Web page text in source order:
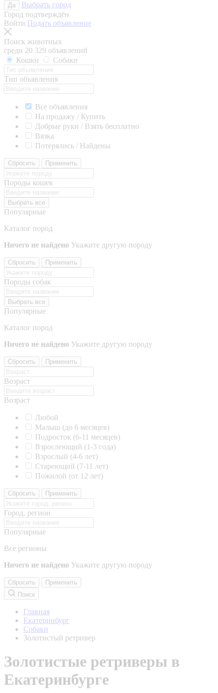
Да
Выбрать город
Город подтверждён
Войти Подать объявление
Поиск животных
среди 20 329 объявлений
Кошки
Собаки
Тип объявления
Все объявления
На продажу / Купить
Добрые руки / Взять бесплатно
Вязка
Потерялись / Найдены
Сбросить Применить
Породы кошек
Выбрать все
Популярные
Каталог пород
Ничего не найдено Укажите другую породу
Сбросить Применить
Породы собак
Выбрать все
Популярные
Каталог пород
Ничего не найдено Укажите другую породу
Сбросить Применить
Возраст
Возраст
Любой
Малыш (до 6 месяцев)
Подросток (6-11 месяцев)
Взрослеющий (1-3 года)
Взрослый (4-6 лет)
Стареющий (7-11 лет)
Пожилой (от 12 лет)
Сбросить Применить
Город, регион
Популярные
Все регионы
Ничего не найдено Укажите другую породу
Сбросить
Применить
Поиск
Главная
Екатеринбург
Собаки
Золотистый ретривер
Золотистые ретриверы в
Екатеринбурге